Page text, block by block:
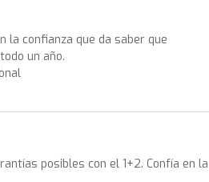
la confianza que da saber que
un año.
posibles con el 1+2. Confía en la